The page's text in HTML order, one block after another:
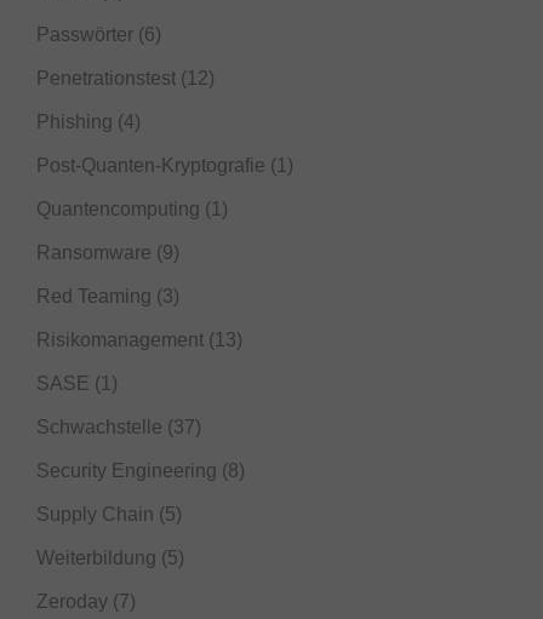
Passwörter (6)
Penetrationstest (12)
Phishing (4)
Post-Quanten-Kryptografie (1)
Quantencomputing (1)
Ransomware (9)
Red Teaming (3)
Risikomanagement (13)
SASE (1)
Schwachstelle (37)
Security Engineering (8)
Supply Chain (5)
Weiterbildung (5)
Zeroday (7)